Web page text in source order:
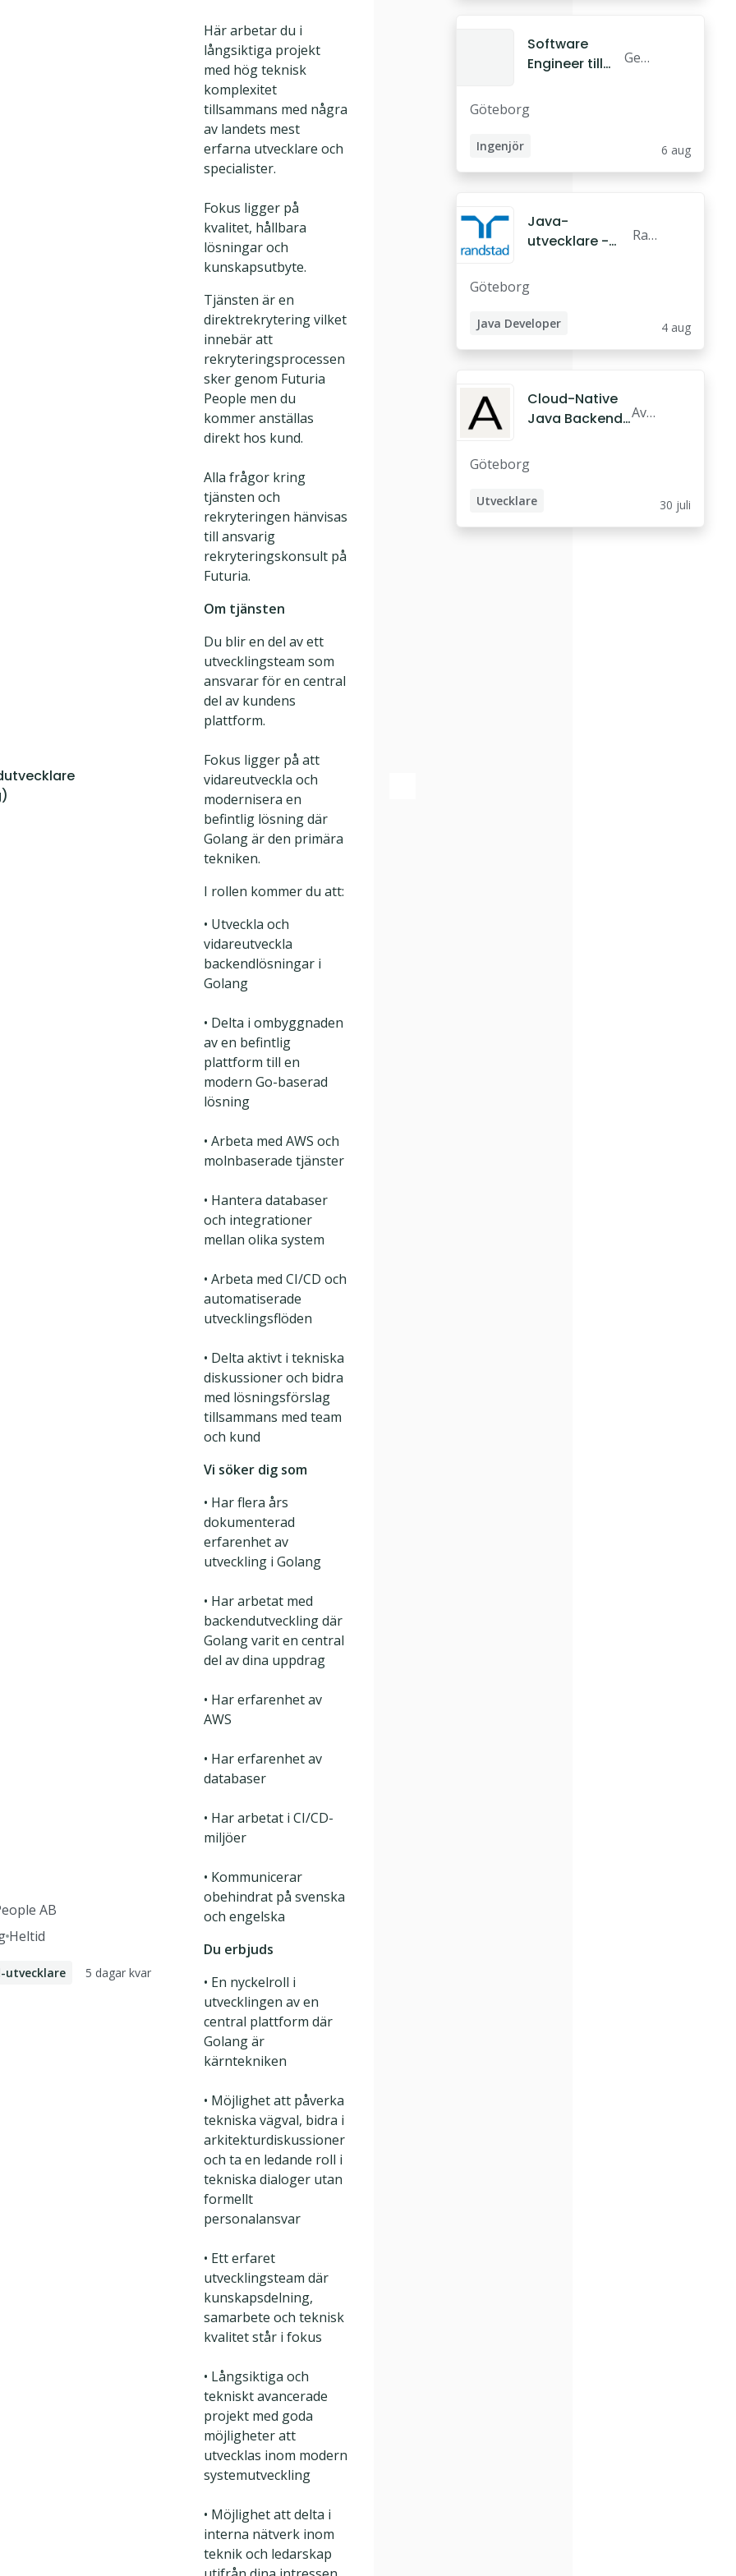
AB
Heltid
utvecklare 5 dagar kvar
Här arbetar du i
långsiktiga projekt
med hög teknisk
komplexitet
tillsammans med några
av landets mest
erfarna utvecklare och
specialister.
Fokus ligger på
kvalitet, hållbara
lösningar och
kunskapsutbyte.
Tjänsten är en
direktrekrytering vilket
innebär att
rekryteringsprocessen
sker genom Futuria
People men du
kommer anställas
direkt hos kund.
Alla frågor kring
tjänsten och
rekryteringen hänvisas
till ansvarig
rekryteringskonsult på
Futuria.
Om tjänsten
Du blir en del av ett
utvecklingsteam som
ansvarar för en central
del av kundens
plattform.
Fokus ligger på att
vidareutveckla och
modernisera en
befintlig lösning där
Golang är den primära
tekniken.
I rollen kommer du att:
• Utveckla och
vidareutveckla
backendlösningar i
Golang
• Delta i ombyggnaden
av en befintlig
plattform till en
modern Go-baserad
lösning
• Arbeta med AWS och
molnbaserade tjänster
• Hantera databaser
och integrationer
mellan olika system
• Arbeta med CI/CD och
automatiserade
utvecklingsflöden
• Delta aktivt i tekniska
diskussioner och bidra
med lösningsförslag
tillsammans med team
och kund
Vi söker dig som
• Har flera års
dokumenterad
erfarenhet av
utveckling i Golang
• Har arbetat med
backendutveckling där
Golang varit en central
del av dina uppdrag
• Har erfarenhet av
AWS
• Har erfarenhet av
databaser
• Har arbetat i CI/CD-
miljöer
• Kommunicerar
obehindrat på svenska
och engelska
Du erbjuds
• En nyckelroll i
utvecklingen av en
central plattform där
Golang är
kärntekniken
• Möjlighet att påverka
tekniska vägval, bidra i
arkitekturdiskussioner
och ta en ledande roll i
tekniska dialoger utan
formellt
personalansvar
• Ett erfaret
utvecklingsteam där
kunskapsdelning,
samarbete och teknisk
kvalitet står i fokus
• Långsiktiga och
tekniskt avancerade
projekt med goda
möjligheter att
utvecklas inom modern
systemutveckling
• Möjlighet att delta i
interna nätverk inom
teknik och ledarskap
Software
Engineer till
Gepo
Göteborg
Ingenjör
Software Engineer
6 aug
Java-
utvecklare -
Randstad
Digital
Ran
Göteborg
Java Developer
Backend-utvecklare
4 aug
Cloud-Native
Java Backend Ava
Göteborg
Utvecklare
Java Developer
30 juli